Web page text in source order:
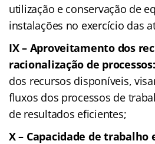
utilização e conservação de
instalações no exercício das
IX – Aproveitamento dos
racionalização de processos:
dos recursos disponíveis,
fluxos dos processos de
de resultados eficientes;
X – Capacidade de trabalho